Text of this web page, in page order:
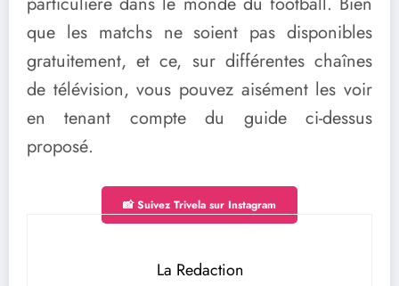
que les matchs ne soient pas disponibles
gratuitement, et ce, sur différentes chaînes
de télévision, vous pouvez aisément les voir
en tenant compte du guide ci-dessus
proposé.
📸 Suivez Trivela sur Instagram
La Redaction